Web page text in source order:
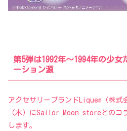
第5弾は1992年〜1994年の少
ーション源
アクセサリーブランドLiquem（株式
（木）にSailor Moon storeとのコ
します。